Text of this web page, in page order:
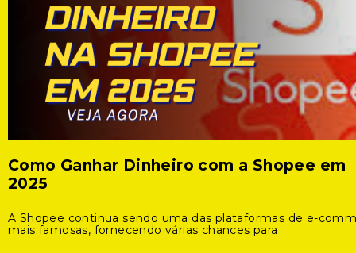
Como Ganhar Dinheiro com a Shopee em
2025
A Shopee continua sendo uma das plataformas de e-
mais famosas, fornecendo várias chances para